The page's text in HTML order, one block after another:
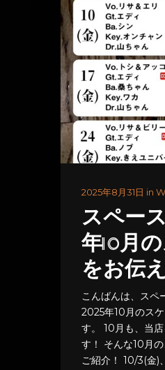
2025年8月31日 in
スペー
年10月
をお伝
こんばんは、スペ
2025年10月のス
す。 10月も、当
す！ そんな10月
ご紹介！ 10/3(金)